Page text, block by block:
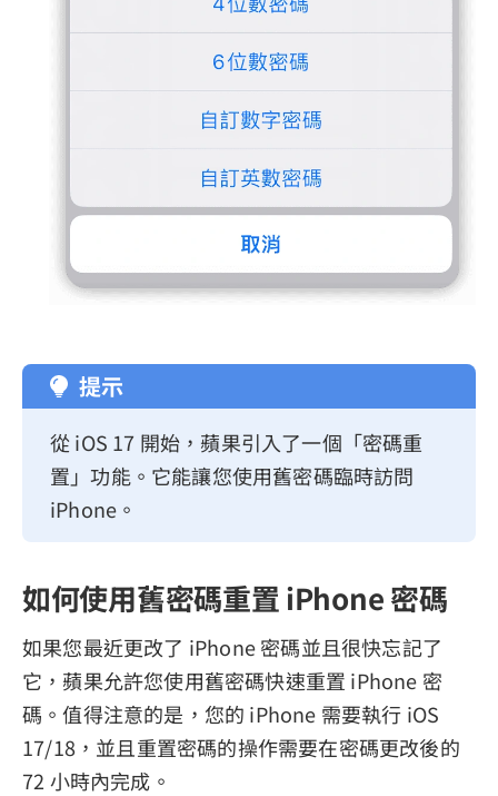
提示
從 iOS 17 開始，蘋果引入了一個「密碼重
置」功能。它能讓您使用舊密碼臨時訪問
iPhone。
如何使用舊密碼重置 iPhone 密碼
如果您最近更改了 iPhone 密碼並且很快忘記了
它，蘋果允許您使用舊密碼快速重置 iPhone 密
碼。值得注意的是，您的 iPhone 需要執行 iOS
17/18，並且重置密碼的操作需要在密碼更改後的
72 小時內完成。